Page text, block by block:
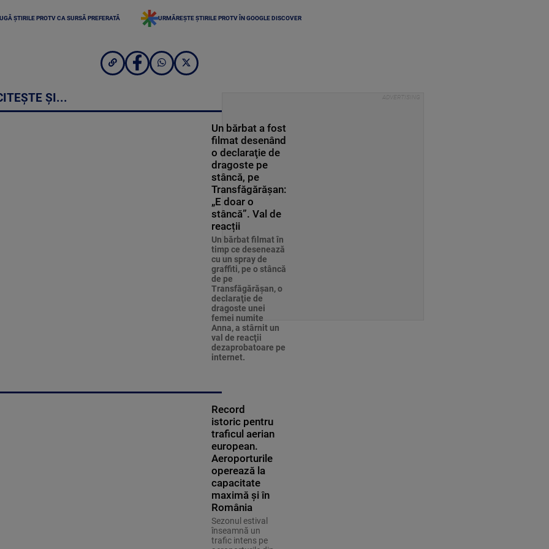
ȘTIRILE PROTV CA SURSĂ PREFERATĂ URMĂREȘTE ȘTIRILE PROTV ÎN GOOGLE DISCOVER
ȘI...
Un bărbat a fost
filmat desenând
o declaraţie de
dragoste pe
stâncă, pe
Transfăgărăşan:
„E doar o
stâncă”. Val de
reacții
Un bărbat filmat în
timp ce desenează
cu un spray de
graffiti, pe o stâncă
de pe
Transfăgărăşan, o
declaraţie de
dragoste unei
femei numite
Anna, a stârnit un
val de reacţii
dezaprobatoare pe
internet.
Record
istoric pentru
traficul aerian
european.
Aeroporturile
operează la
capacitate
maximă și în
România
Sezonul estival
înseamnă un
trafic intens pe